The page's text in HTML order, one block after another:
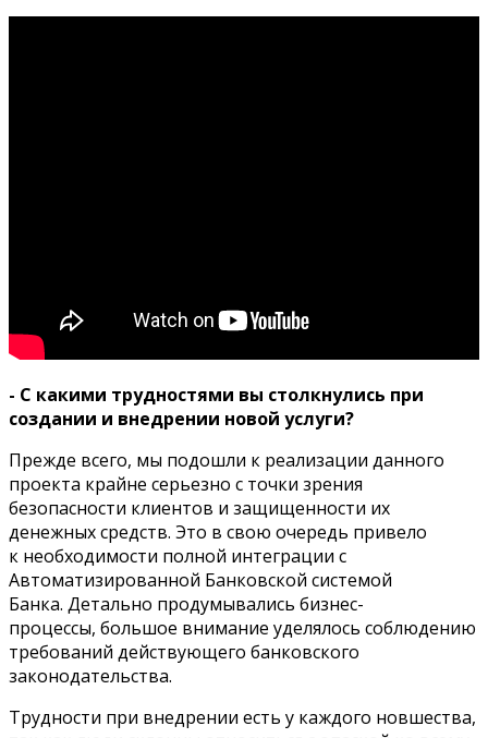
- С какими трудностями вы столкнулись при
создании и внедрении новой услуги?
Прежде всего, мы подошли к реализации данного
проекта крайне серьезно с точки зрения
безопасности клиентов и защищенности их
денежных средств. Это в свою очередь привело
к необходимости полной интеграции с
Автоматизированной Банковской системой
Банка. Детально продумывались бизнес-
процессы, большое внимание уделялось соблюдению
требований действующего банковского
законодательства.
Трудности при внедрении есть у каждого новшества,